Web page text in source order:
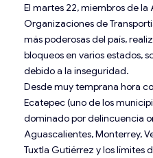
El martes 22, miembros de
Organizaciones de
más poderosas del país,
bloqueos en varios estados,
debido a la inseguridad.
Desde muy temprana hora
Ecatepec (uno de los
dominado por delincuencia
Aguascalientes, Monterrey,
Tuxtla Gutiérrez y los límites